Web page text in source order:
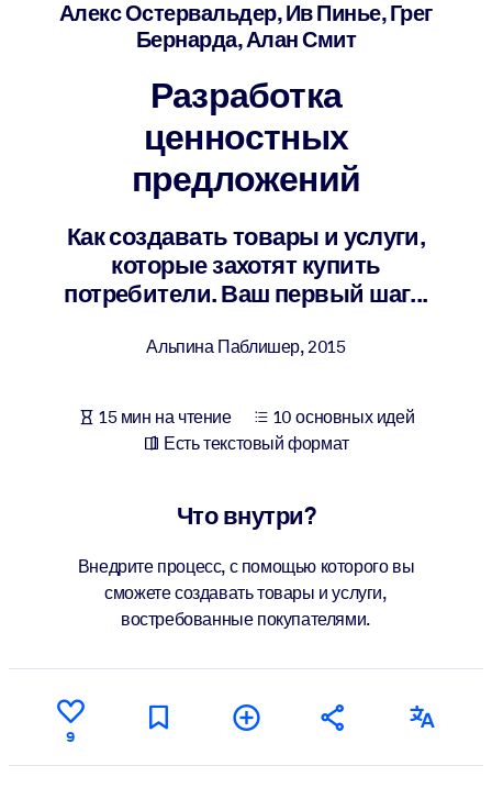
Интегрируйте краткие проверенные знания в вашу LMS/LXP для
лучших результатов обучения.
Для корпоративных библиотек
Обогатите корпоративную библиотеку надежными и готовыми к
использованию бизнес-знаниями.
Для ИИ-систем
Используйте надежные структурированные знания для
Алекс Остервальдер, Ив Пинье, Грег
Бернарда, Алан Смит
Разработка
ценностных
предложений
Как создавать товары и услуги,
которые захотят купить
потребители. Ваш первый шаг...
Альпина Паблишер,2015
15 мин на чтение
10 основных идей
Есть текстовый формат
Что внутри?
Внедрите процесс, с помощью которого вы
сможете создавать товары и услуги,
востребованные покупателями.
9